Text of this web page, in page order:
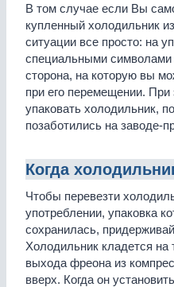
В том случае если Вы
купленный холодильник
ситуации все просто: на
специальными символами
сторона, на которую вы
при его перемещении.
упаковать холодильник,
позаботились на заводе-
Когда
Чтобы перевезти
употреблении, упаковка
сохранилась,
Холодильник кладется на
выхода фреона из
вверх. Когда он